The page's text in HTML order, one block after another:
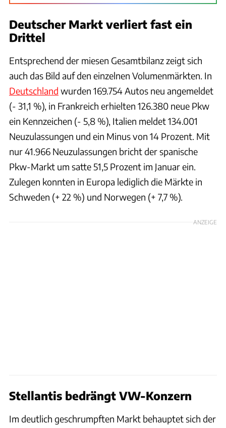
Deutscher Markt verliert fast ein
Drittel
Entsprechend der miesen Gesamtbilanz zeigt sich
auch das Bild auf den einzelnen Volumenmärkten. In
Deutschland wurden 169.754 Autos neu angemeldet
(- 31,1 %), in Frankreich erhielten 126.380 neue Pkw
ein Kennzeichen (- 5,8 %), Italien meldet 134.001
Neuzulassungen und ein Minus von 14 Prozent. Mit
nur 41.966 Neuzulassungen bricht der spanische
Pkw-Markt um satte 51,5 Prozent im Januar ein.
Zulegen konnten in Europa lediglich die Märkte in
Schweden (+ 22 %) und Norwegen (+ 7,7 %).
ANZEIGE
Stellantis bedrängt VW-Konzern
Im deutlich geschrumpften Markt behauptet sich der